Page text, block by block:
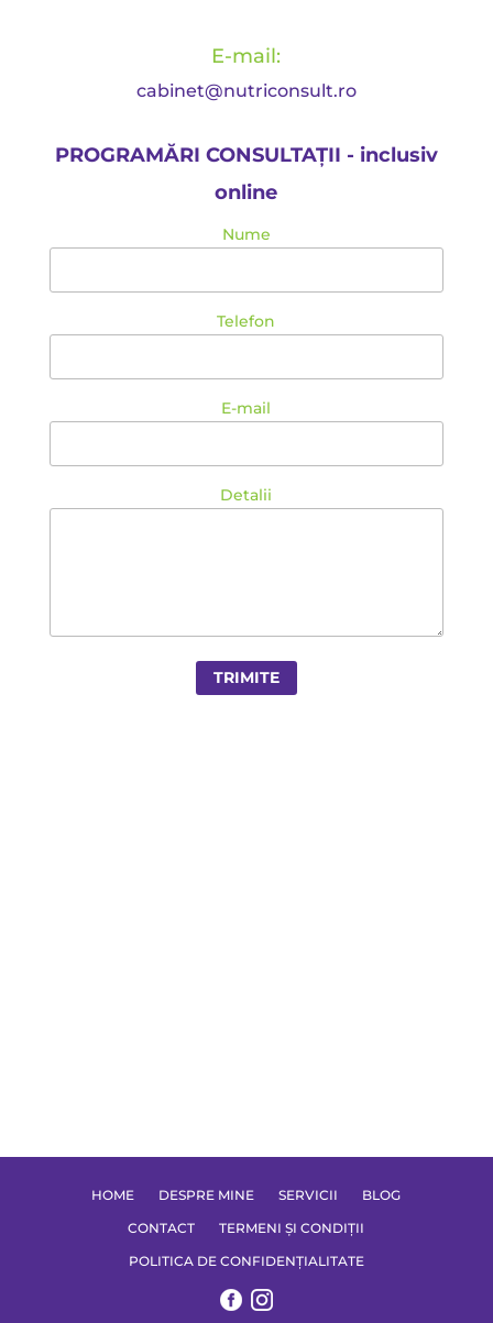
E-mail:
cabinet@nutriconsult.ro
PROGRAMĂRI CONSULTAȚII - inclusiv
online
Nume
Telefon
E-mail
Detalii
HOME DESPRE MINE SERVICII
BLOG
CONTACT
TERMENI ȘI CONDIȚII
POLITICA DE CONFIDENȚIALITATE